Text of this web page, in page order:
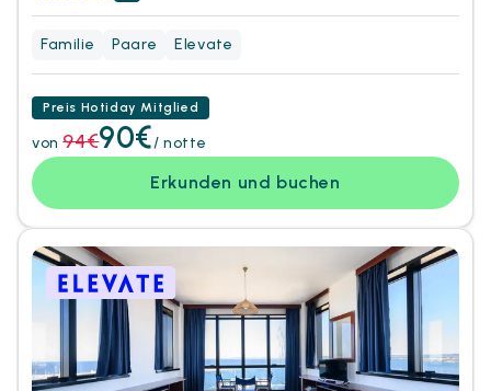
Familie Paare Elevate
Preis Hotiday Mitglied
von 94€90€/ notte
Erkunden und buchen